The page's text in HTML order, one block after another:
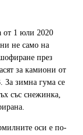
от 1 юли 2020
не само на
през
за камиони от
За зимна гума се
със снежинка,
оси е по-